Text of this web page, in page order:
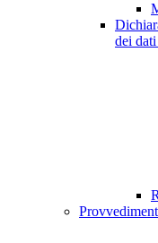
dei dati